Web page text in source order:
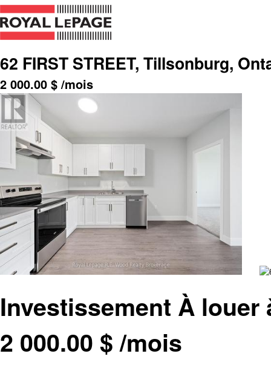
62 FIRST STREET, Tillsonburg,
2 000.00 $ /mois
Investissement À
2 000.00 $/mois